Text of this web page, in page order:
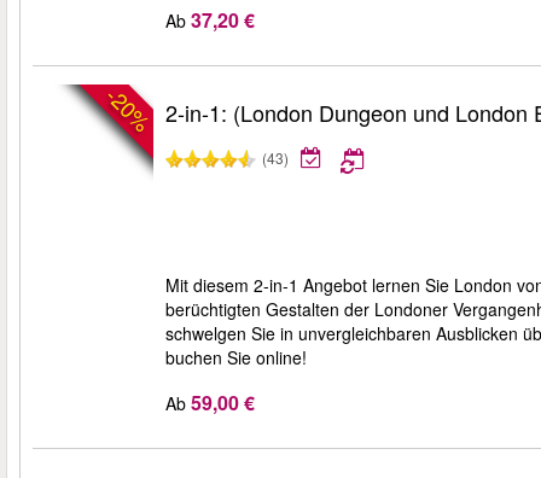
Ab 37,20 €
-20% 2-in-1: (London Dungeon und London
(43)
Mit diesem 2-in-1 Angebot lernen Sie London
berüchtigten Gestalten der Londoner
schwelgen Sie in unvergleichbaren Ausblicken
buchen Sie online!
Ab 59,00 €